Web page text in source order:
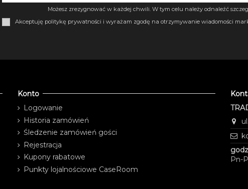
Możesz zrezygnować w każdej chwili. W tym celu należy odnaleźć
Akceptuję politykę prywatności i wyrażam zgodę na otrzymywanie wiadomości
Konto
Logowanie
Historia zamówień
Śledzenie zamówień gości
Rejestracja
Kupony rabatowe
Punkty lojalnościowe CaseRoom
Pn-